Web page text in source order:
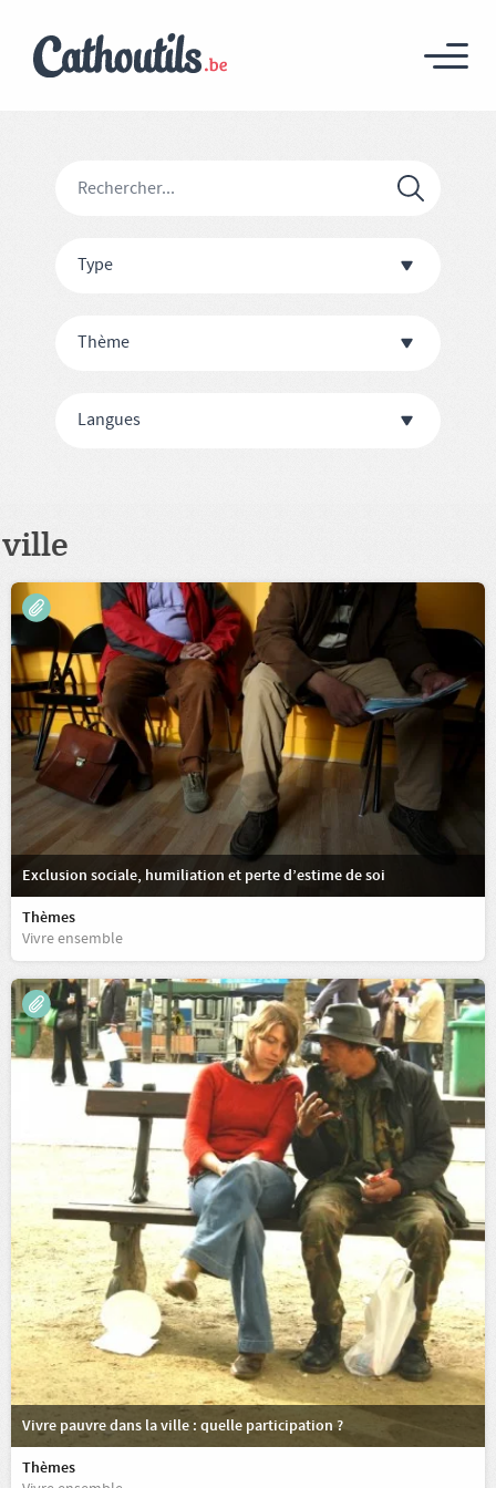
Type
Thème
Langues
ville
Exclusion sociale, humiliation et perte d’estime de soi
Thèmes
Vivre ensemble
Vivre pauvre dans la ville : quelle participation ?
Thèmes